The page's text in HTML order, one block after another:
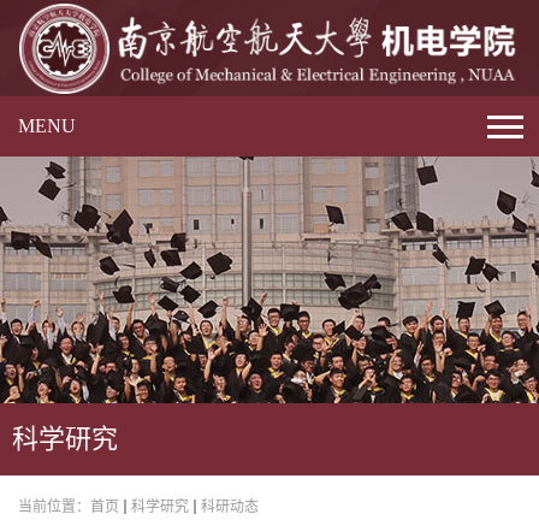
MENU
科学研究
当前位置： 首页 科学研究 科研动态